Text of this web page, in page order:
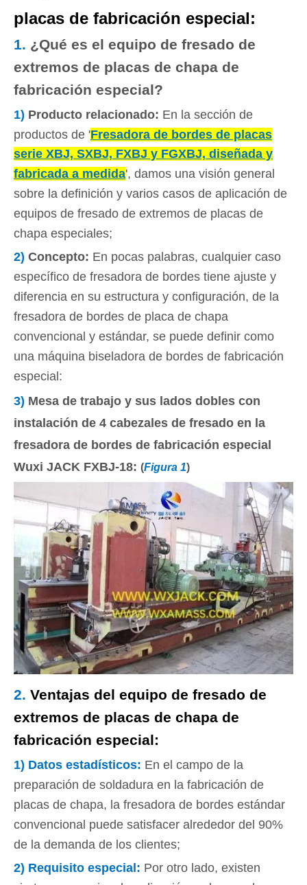
placas de fabricación especial:
1. ¿Qué es el equipo de fresado de
extremos de placas de chapa de
fabricación especial?
1) Producto relacionado: En la sección de
productos de 'Fresadora de bordes de placas
serie XBJ, SXBJ, FXBJ y FGXBJ, diseñada y
fabricada a medida', damos una visión general
sobre la definición y varios casos de aplicación de
equipos de fresado de extremos de placas de
chapa especiales;
2) Concepto: En pocas palabras, cualquier caso
específico de fresadora de bordes tiene ajuste y
diferencia en su estructura y configuración, de la
fresadora de bordes de placa de chapa
convencional y estándar, se puede definir como
una máquina biseladora de bordes de fabricación
especial:
3) Mesa de trabajo y sus lados dobles con
instalación de 4 cabezales de fresado en la
fresadora de bordes de fabricación especial
Wuxi JACK FXBJ-18: (Figura 1)
2. Ventajas del equipo de fresado de
extremos de placas de chapa de
fabricación especial:
1) Datos estadísticos: En el campo de la
preparación de soldadura en la fabricación de
placas de chapa, la fresadora de bordes estándar
convencional puede satisfacer alrededor del 90%
de la demanda de los clientes;
2) Requisito especial: Por otro lado, existen